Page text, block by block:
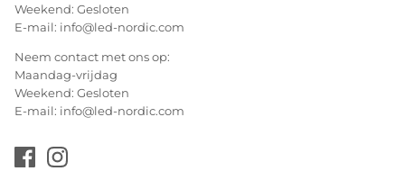
Weekend: Gesloten
E-mail: info@led-nordic.com
Neem contact met ons op:
Maandag-vrijdag
Weekend: Gesloten
E-mail: info@led-nordic.com